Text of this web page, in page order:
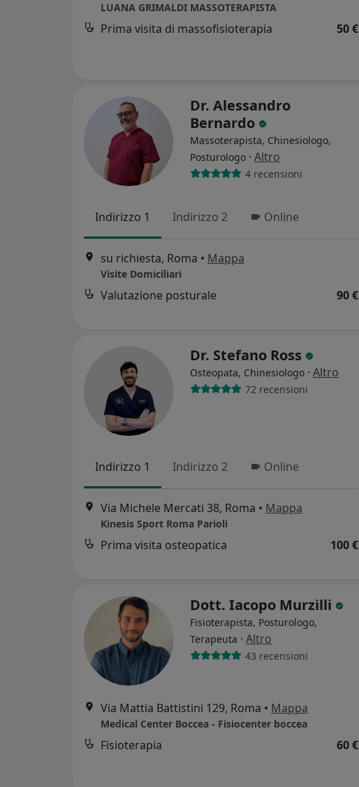
LUANA GRIMALDI MASSOTERAPISTA
Prima visita di massofisioterapia 50 €
Dr. Alessandro
Bernardo
Massoterapista, Chinesiologo,
Posturologo · Altro
4 recensioni
Indirizzo 1 Indirizzo 2 Online
su richiesta, Roma • Mappa
Visite Domiciliari
Valutazione posturale 90 €
Dr. Stefano Ross
Osteopata, Chinesiologo · Altro
72 recensioni
Indirizzo 1 Indirizzo 2 Online
Via Michele Mercati 38, Roma • Mappa
Kinesis Sport Roma Parioli
Prima visita osteopatica 100 €
Dott. Iacopo Murzilli
Fisioterapista, Posturologo,
Terapeuta · Altro
43 recensioni
Via Mattia Battistini 129, Roma • Mappa
Medical Center Boccea - Fisiocenter boccea
Fisioterapia 60 €